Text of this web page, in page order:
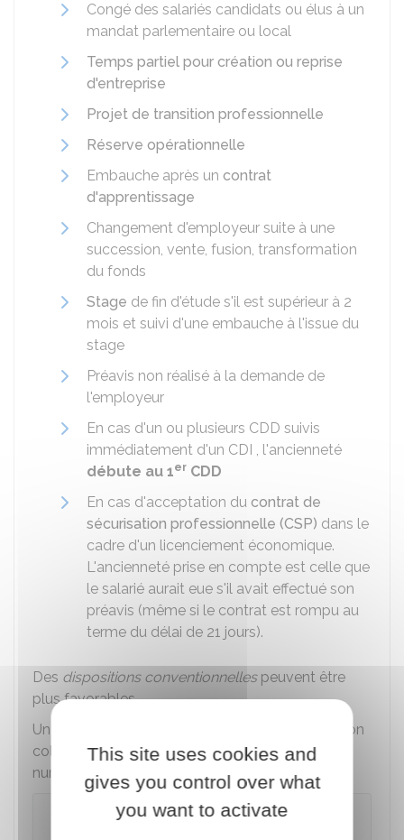
Congé des salariés candidats ou élus à un
mandat parlementaire ou local
Temps partiel pour création ou reprise
d'entreprise
Projet de transition professionnelle
Réserve opérationnelle
Embauche après un contrat
d'apprentissage
Changement d'employeur suite à une
succession, vente, fusion, transformation
du fonds
Stage de fin d'étude s'il est supérieur à 2
mois et suivi d'une embauche à l'issue du
stage
Préavis non réalisé à la demande de
l'employeur
En cas d'un ou plusieurs CDD suivis
immédiatement d'un CDI , l'ancienneté
débute au 1er CDD
En cas d'acceptation du contrat de
sécurisation professionnelle (CSP) dans le
cadre d'un licenciement économique.
L'ancienneté prise en compte est celle que
le salarié aurait eue s'il avait effectué son
préavis (même si le contrat est rompu au
terme du délai de 21 jours).
Des dispositions conventionnellespeuvent être
plus favorables.
Un simulateur permet de rechercher la convention
collective avec le nom de l'entreprise ou son
numéro Siret :
Trouver sa convention collective
This site uses cookies and
gives you control over what
you want to activate